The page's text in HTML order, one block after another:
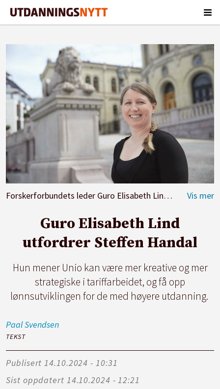
Forskerforbundets leder Guro Elisabeth Lind. Foto:
Guro Elisabeth Lind
utfordrer Steffen Handal
Hun mener Unio kan være mer kreative og mer
strategiske i tariffarbeidet, og få opp
lønnsutviklingen for de med høyere utdanning.
PaalSvendsen
TEKST
Publisert
14.10.2024 - 10:31
Sist oppdatert
14.10.2024 - 12:21